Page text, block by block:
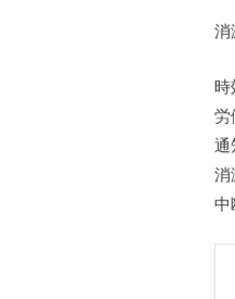
消
時
労
通
消
中